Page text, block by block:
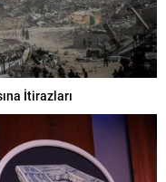
İtirazları